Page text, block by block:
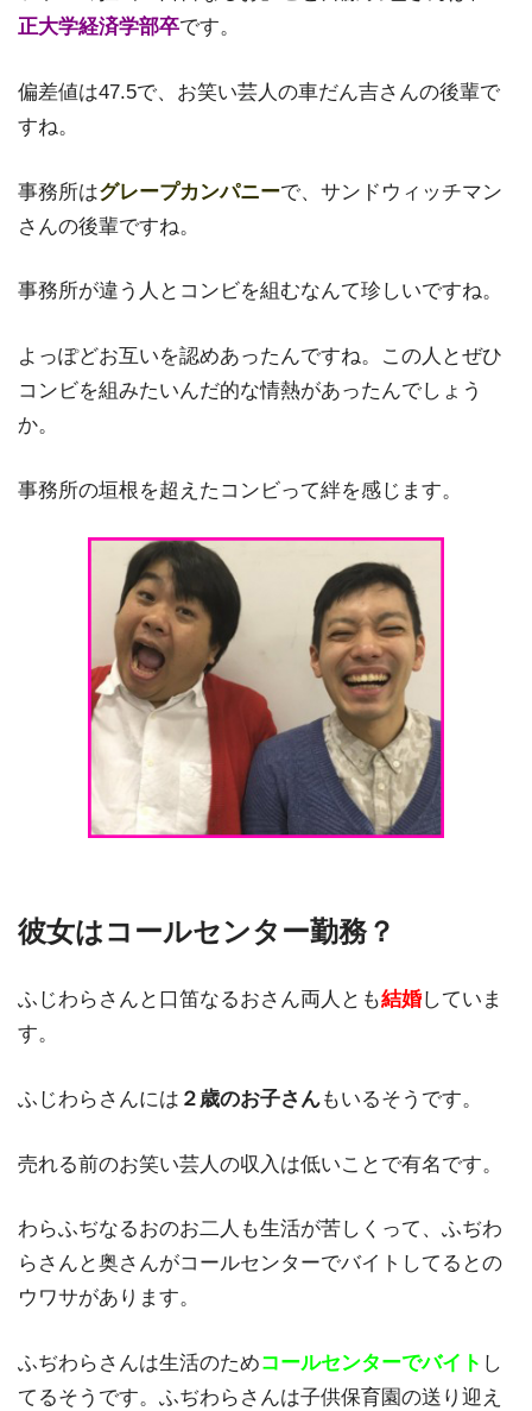
正大学経済学部卒です。
偏差値は47.5で、お笑い芸人の車だん吉さんの後輩で
すね。
事務所はグレープカンパニーで、サンドウィッチマン
さんの後輩ですね。
事務所が違う人とコンビを組むなんて珍しいですね。
よっぽどお互いを認めあったんですね。この人とぜひ
コンビを組みたいんだ的な情熱があったんでしょう
か。
事務所の垣根を超えたコンビって絆を感じます。
彼女はコールセンター勤務？
ふじわらさんと口笛なるおさん両人とも結婚していま
す。
ふじわらさんには ２歳のお子さんもいるそうです。
売れる前のお笑い芸人の収入は低いことで有名です。
わらふぢなるおのお二人も生活が苦しくって、ふぢわ
らさんと奥さんがコールセンターでバイトしてるとの
ウワサがあります。
ふぢわらさんは生活のためコールセンターでバイト し
てるそうです。ふぢわらさんは子供保育園の送り迎え